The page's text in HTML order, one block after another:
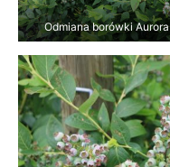
Odmiana borówki Aurora